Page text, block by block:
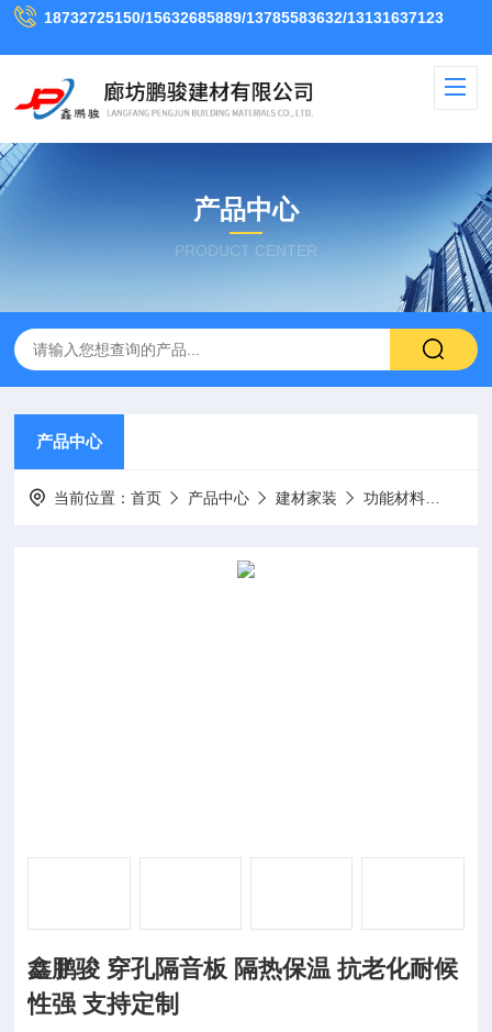
18732725150/15632685889/13785583632/13131637123
产品中心
PRODUCT CENTER
产品中心
当前位置：首页 产品中心 建材家装 功能材料
鑫鹏骏 穿孔隔音板 隔热保温 抗老化耐候
性强 支持定制